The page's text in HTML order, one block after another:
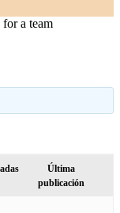
a team
Última
publicación